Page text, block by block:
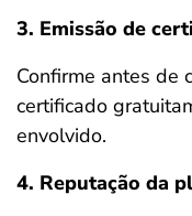
3. Emissão de
Confirme antes de
certificado
envolvido.
4. Reputação da